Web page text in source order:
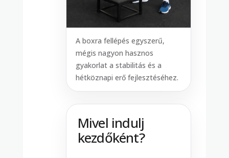
A boxra fellépés egyszerű,
mégis nagyon hasznos
gyakorlat a stabilitás és a
hétköznapi erő fejlesztéséhez.
Mivel indulj
kezdőként?